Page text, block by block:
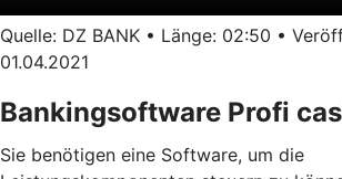
Quelle: DZ BANK • Länge: 02:50 •
01.04.2021
Bankingsoftware Profi
Sie benötigen eine Software, um die